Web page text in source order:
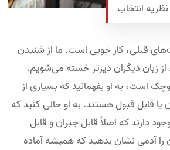
انتخاب
قبلی، کار خوبی است. ما از شنیدن
زبان دیگران دیرتر خسته می‌شویم.
است، به او بفهمانید که بسیاری از
یا قابل قبول هستند. به او حالی کنید که
دارند که اصلاً قابل جبران و قابل
را آدمی نشان بدهید که همیشه آماده